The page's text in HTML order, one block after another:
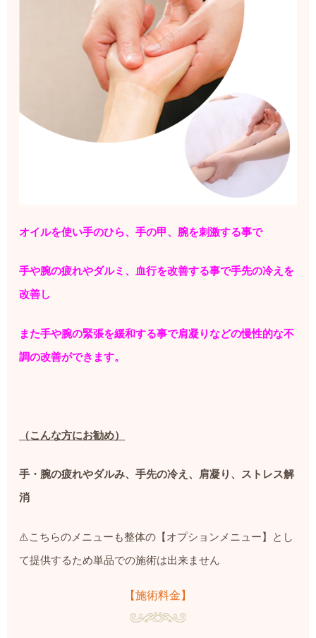
オイルを使い手のひら、手の甲、腕を刺激する事で
手や腕の疲れやダルミ、血行を改善する事で手先の冷えを
改善し
また手や腕の緊張を緩和する事で肩凝りなどの慢性的な不
調の改善ができます。
（こんな方にお勧め）
手・腕の疲れやダルみ、手先の冷え、肩凝り、ストレス解
消
⚠️ こちらのメニューも整体の【オプションメニュー】とし
て提供するため単品での施術は出来ません
【施術料金】